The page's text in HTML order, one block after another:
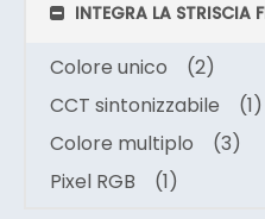
INTEGRA LA STRISCIA
Colore unico
(2)
CCT sintonizzabile
(1)
Colore multiplo
(3)
Pixel RGB
(1)